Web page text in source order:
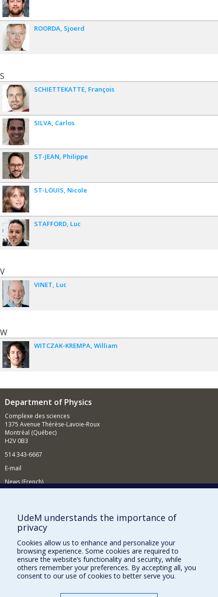
ROORDA Sjoerd
S
SCHIETTEKATTE François
SILVA Carlos
ST-JEAN Philippe
ST-LOUIS Nicole
STAFFORD Luc
V
VINET Luc
W
WITCZAK-KREMPA William
Department of Physics
Complexe des sciences
1375 Avenue Thérèse-Lavoie-Roux
Montréal (Québec)
H2V 0B3
514 343-6667
E-mail
News (French)
Supporting the Department
NEED HELP?
Site map
Report a problem
Accessibility
UdeM understands the importance of
privacy
Cookies allow us to enhance and personalize your
browsing experience. Some cookies are required to
ensure the website’s functionality and security, while
others remember your preferences. By accepting all, you
consent to our use of cookies to better serve you.